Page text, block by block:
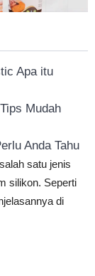
Apa itu
Mudah
Anda Tahu
satu jenis
silikon. Seperti
di